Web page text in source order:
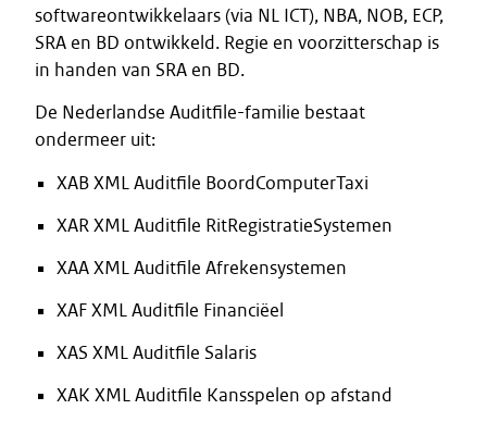
softwareontwikkelaars (via NL ICT), NBA, NOB, ECP,
SRA en BD ontwikkeld. Regie en voorzitterschap is
in handen van SRA en BD.
De Nederlandse Auditfile-familie bestaat
ondermeer uit:
XAB XML Auditfile BoordComputerTaxi
XAR XML Auditfile RitRegistratieSystemen
XAA XML Auditfile Afrekensystemen
XAF XML Auditfile Financiëel
XAS XML Auditfile Salaris
XAK XML Auditfile Kansspelen op afstand